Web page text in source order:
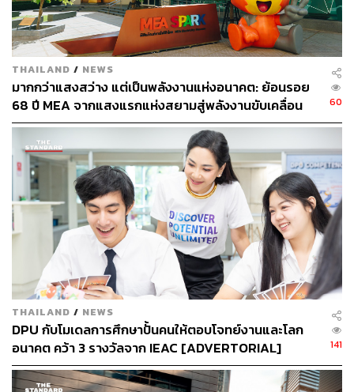
คำว่าคลาวด์ฟันดิ้งยังถือว่าเป็นเรื่องใหม่มากในประเทศไทย
อยากให้ขยายความก่อนว่าสิ่งที่ Asiola กำลังทำอยู่ในตอนนี้
เจ:Asiola เป็นแพลตฟอร์มออนไลน์ที่เปิดโอกาสให้คนที่มีไอ
เดียอยากทำโปรเจกต์อะไรขึ้นมาสักอย่าง เช่น สร้างสิ่งของ
งานศิลปะ อาหาร งานอีเวนต์ ฯลฯ อาจจะเป็นโครงการส่วน
ตัวหรือโครงการที่ทำประโยชน์ให้กับสังคมก็ได้ เมื่อได้เป็น
แคมเปญมาแล้ว Asiola จะเป็นเหมือนมาร์เก็ตเพลส เปิดให้ผู้ที่
สนใจอยากจะเห็นแคมเปญนั้นเกิดขึ้นจริงมาระดมทุนกัน เพื่อ
ให้เจ้าของไอเดียได้มีโอกาสนำไปสร้างสรรค์ผลงานต่อไป
ตอนนี้ Asiola เปิดมาเป็นปีที่ 2 ในปี 2017 เรามี 30 แคมเปญที่
ได้รับเงินตามเป้าที่ต้องการ ถือว่ามีอัตราความสำเร็จค่อน
ข้างสูงถ้าเทียบกับแพลตฟอร์มทั่วไป และตอนนี้ภายใน 1
เดือนจะมีอีกประมาณ 30 แคมเปญที่เข้ามาร่วมพัฒนาโปรเจ
กต์กับเรา น่าจะเป็นคลาวด์ฟันดิ้งแพลตฟอร์มที่มีแคมเปญ
เยอะที่สุดในประเทศไทย
THAILAND / NEWS
มากกว่าแสงสว่าง แต่เป็นพลังงานแห่งอนาคต: ย้อนรอย
68 ปี MEA จากแสงแรกแห่งสยามสู่พลังงานขับเคลื่อน
เมือง ผ่าน MEA SPARK
60
THAILAND / NEWS
DPU กับโมเดลการศึกษาปั้นคนให้ตอบโจทย์งานและโลก
อนาคต คว้า 3 รางวัลจาก IEAC [ADVERTORIAL]
141